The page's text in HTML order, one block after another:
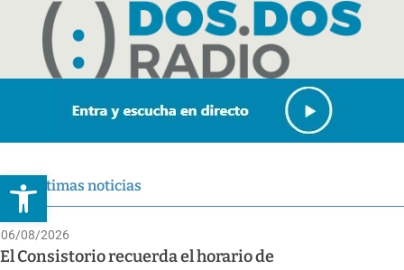
Abrir barra de herramientas
Últimas noticias
06/08/2026
El Consistorio recuerda el horario de